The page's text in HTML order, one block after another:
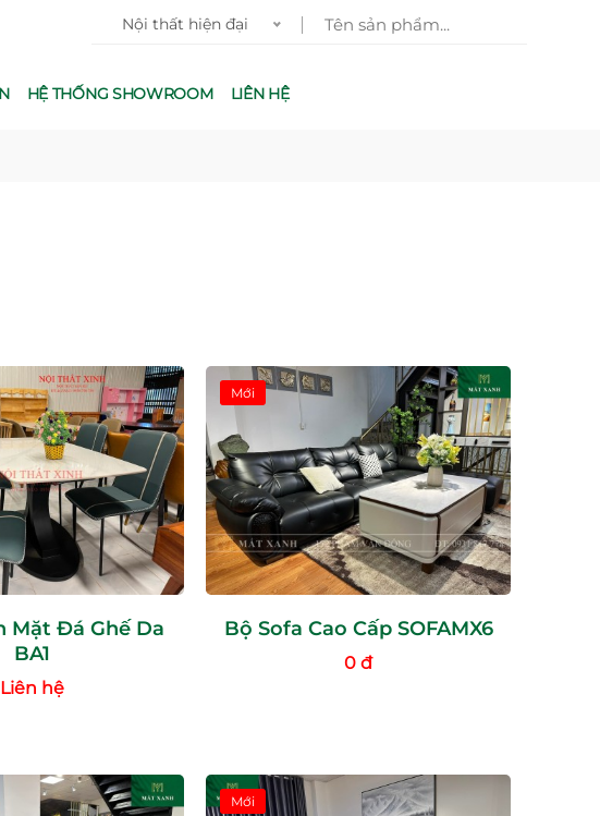
Nội thất hiện đại
HỆ THỐNG SHOWROOM LIÊN HỆ
Mặt Đá Ghế Da
BA1
Liên hệ
Mới
Bộ Sofa Cao Cấp SOFAMX6
0 đ
Mới